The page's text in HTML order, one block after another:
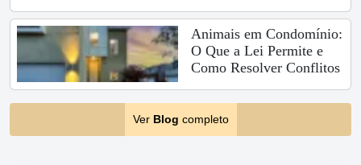
Animais em Condomínio:
O Que a Lei Permite e
Como Resolver Conflitos
Ver Blog completo